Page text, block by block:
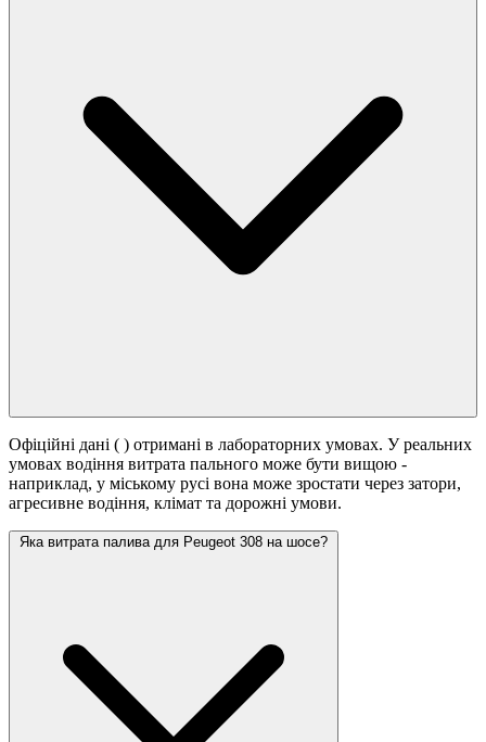
Офіційні дані ( ) отримані в лабораторних умовах. У реальних
умовах водіння витрата пального може бути вищою -
наприклад, у міському русі вона може зростати через затори,
агресивне водіння, клімат та дорожні умови.
Яка витрата палива для Peugeot 308 на шосе?